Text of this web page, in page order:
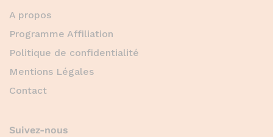
A propos
Programme Affiliation
Politique de confidentialité
Mentions Légales
Contact
Suivez-nous